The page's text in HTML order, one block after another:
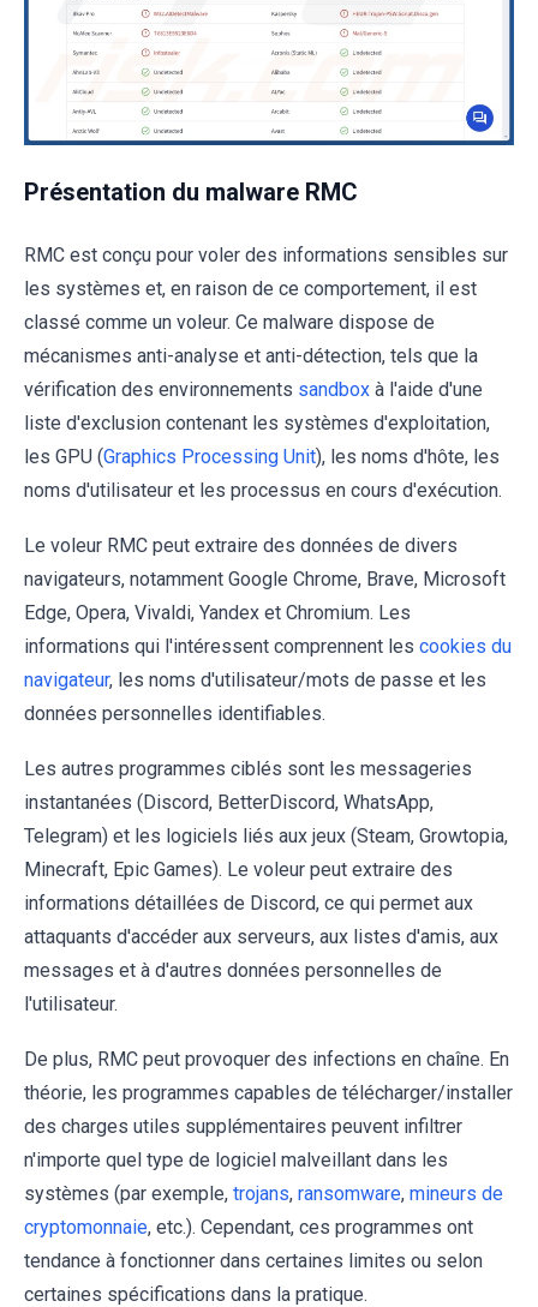
Présentation du malware RMC
RMC est conçu pour voler des informations sensibles sur
les systèmes et, en raison de ce comportement, il est
classé comme un voleur. Ce malware dispose de
mécanismes anti-analyse et anti-détection, tels que la
vérification des environnements sandbox à l'aide d'une
liste d'exclusion contenant les systèmes d'exploitation,
les GPU (Graphics Processing Unit), les noms d'hôte, les
noms d'utilisateur et les processus en cours d'exécution.
Le voleur RMC peut extraire des données de divers
navigateurs, notamment Google Chrome, Brave, Microsoft
Edge, Opera, Vivaldi, Yandex et Chromium. Les
informations qui l'intéressent comprennent les cookies du
navigateur, les noms d'utilisateur/mots de passe et les
données personnelles identifiables.
Les autres programmes ciblés sont les messageries
instantanées (Discord, BetterDiscord, WhatsApp,
Telegram) et les logiciels liés aux jeux (Steam, Growtopia,
Minecraft, Epic Games). Le voleur peut extraire des
informations détaillées de Discord, ce qui permet aux
attaquants d'accéder aux serveurs, aux listes d'amis, aux
messages et à d'autres données personnelles de
l'utilisateur.
De plus, RMC peut provoquer des infections en chaîne. En
théorie, les programmes capables de télécharger/installer
des charges utiles supplémentaires peuvent infiltrer
n'importe quel type de logiciel malveillant dans les
systèmes (par exemple, trojans, ransomware, mineurs de
cryptomonnaie, etc.). Cependant, ces programmes ont
tendance à fonctionner dans certaines limites ou selon
certaines spécifications dans la pratique.